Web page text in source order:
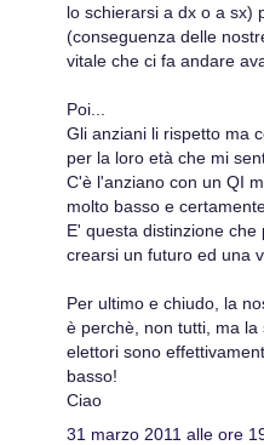
lo schierarsi a dx o a sx)
(conseguenza delle
vitale che ci fa andare
Poi...
Gli anziani li rispetto ma
per la loro età che mi
C'è l'anziano con un QI
molto basso e
E' questa distinzione
crearsi un futuro ed una
Per ultimo e chiudo, la
è perchè, non tutti, ma
elettori sono
basso!
Ciao
31 marzo 2011 alle ore